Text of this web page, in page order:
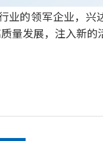
业的领军企业，兴
量发展，注入新的